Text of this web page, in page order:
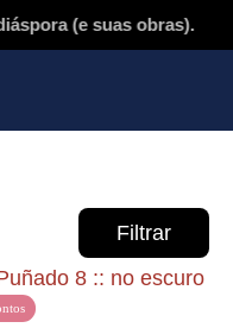
(e suas obras).
Filtrar